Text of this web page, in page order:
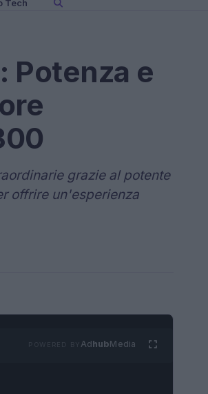
Tech
Potenza e
grazie al potente
offrire un'esperienza
AdhubMedia